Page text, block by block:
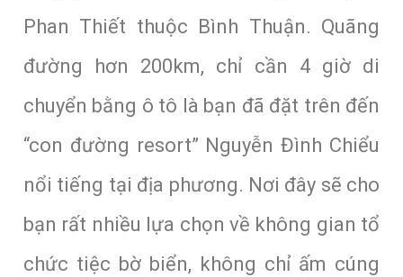
Phan Thiết thuộc Bình Thuận. Quãng
đường hơn 200km, chỉ cần 4 giờ di
chuyển bằng ô tô là bạn đã đặt trên đến
“con đường resort” Nguyễn Đình Chiểu
nổi tiếng tại địa phương. Nơi đây sẽ cho
bạn rất nhiều lựa chọn về không gian tổ
chức tiệc bờ biển, không chỉ ấm cúng